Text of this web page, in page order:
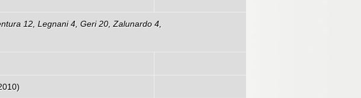
12, Legnani 4, Geri 20, Zalunardo 4,